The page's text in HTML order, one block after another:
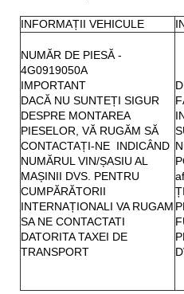
INFORMAȚII VEHICULE
NUMĂR DE PIESĂ -
4G0919050A
IMPORTANT
DACĂ NU SUNTEȚI SIGUR
DESPRE MONTAREA
PIESELOR, VĂ RUGĂM SĂ
CONTACTAȚI-NE INDICÂND
NUMĂRUL VIN/ȘASIU AL
MAȘINII DVS. PENTRU
CUMPĂRĂTORII
INTERNAȚIONALI VA RUGAM
SA NE CONTACTATI
DATORITA TAXEI DE
TRANSPORT